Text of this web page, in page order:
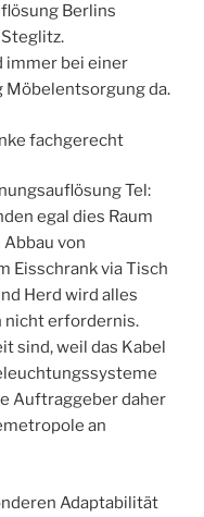
Berlins
immer bei einer
Möbelentsorgung da.
fachgerecht
Tel:
egal dies Raum
von
Eisschrank via Tisch
Herd wird alles
nicht erfordernis.
sind, weil das Kabel
Auftraggeber daher
an
Adaptabilität